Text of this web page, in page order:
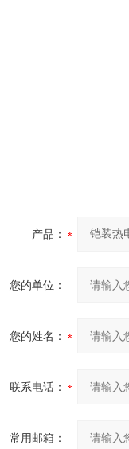
产品：
您的单位：
您的姓名：
联系电话：
常用邮箱：